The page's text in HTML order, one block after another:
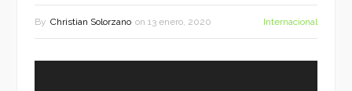
By Christian Solorzano on 13 enero, 2020 Internacional